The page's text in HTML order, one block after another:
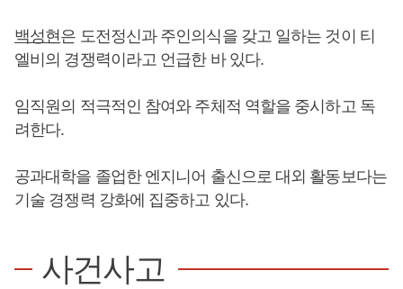
백성현은 도전정신과 주인의식을 갖고 일하는 것이 티
엘비의 경쟁력이라고 언급한 바 있다.
임직원의 적극적인 참여와 주체적 역할을 중시하고 독
려한다.
공과대학을 졸업한 엔지니어 출신으로 대외 활동보다는
기술 경쟁력 강화에 집중하고 있다.
사건사고